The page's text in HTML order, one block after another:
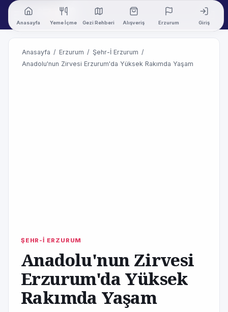
Anasayfa Yeme İçme Gezi Rehberi Alışveriş Erzurum Giriş
Anasayfa / Erzurum / Şehr-İ Erzurum /
Anadolu'nun Zirvesi Erzurum'da Yüksek Rakımda Yaşam
ŞEHR-İ ERZURUM
Anadolu'nun Zirvesi
Erzurum'da Yüksek
Rakımda Yaşam